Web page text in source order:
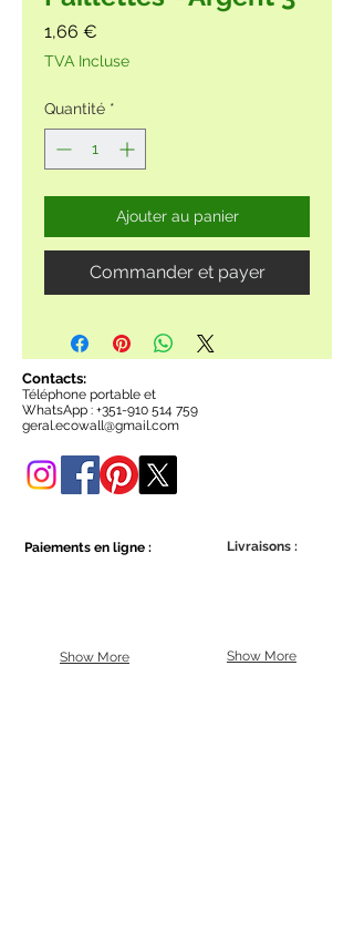
1,66 €
TVA Incluse
Quantité *
Ajouter au panier
Commander et payer
Contacts:
Téléphone portable et
WhatsApp : +351-910 514 759
geral.ecowall@gmail.com
Paiements en ligne :
Show More
Livraisons :
Show More